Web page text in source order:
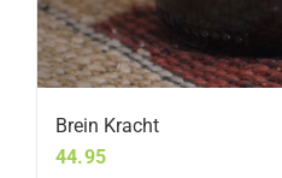
Brein Kracht
44.95